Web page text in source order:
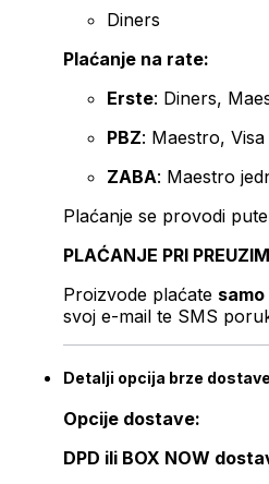
Diners
Plaćanje na rate:
Erste: Diners,
PBZ: Maestro,
ZABA: Maestro
Plaćanje se provodi
PLAĆANJE PRI
Proizvode plaćate
svoj e-mail te SMS
Detalji opcija brze dostave
Opcije dostave:
DPD ili BOX NOW